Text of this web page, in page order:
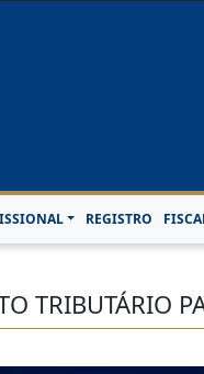
REGISTRO
TRIBUTÁRIO